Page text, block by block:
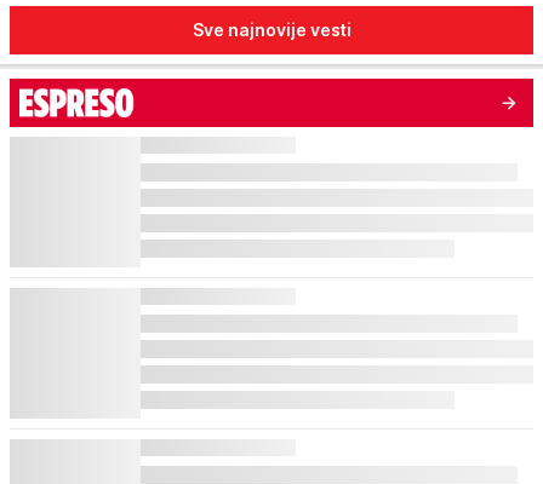
Sve najnovije vesti